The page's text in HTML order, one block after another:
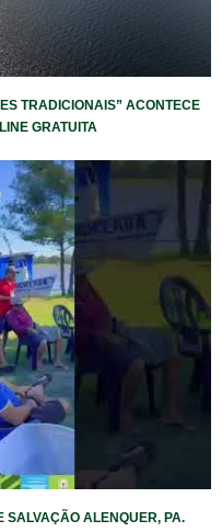
TRADICIONAIS” ACONTECE
GRATUITA
SALVAÇÃO ALENQUER, PA.